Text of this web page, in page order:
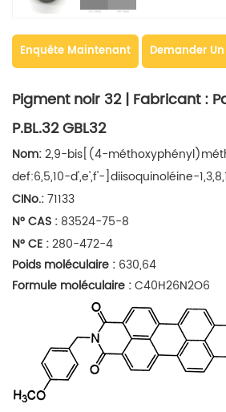
Enquête Maintenant Demander
Pigment noir 32 | Fabricant :
P.BL.32 GBL32
Nom:2,9-bis[(4-
def:6,5,10-d',e',f'-]diisoquinoléine-
CINo.:71133
N° CAS : 83524-75-8
N° CE :280-472-4
Poids moléculaire : 630,64
Formule moléculaire :C40H26N2O6